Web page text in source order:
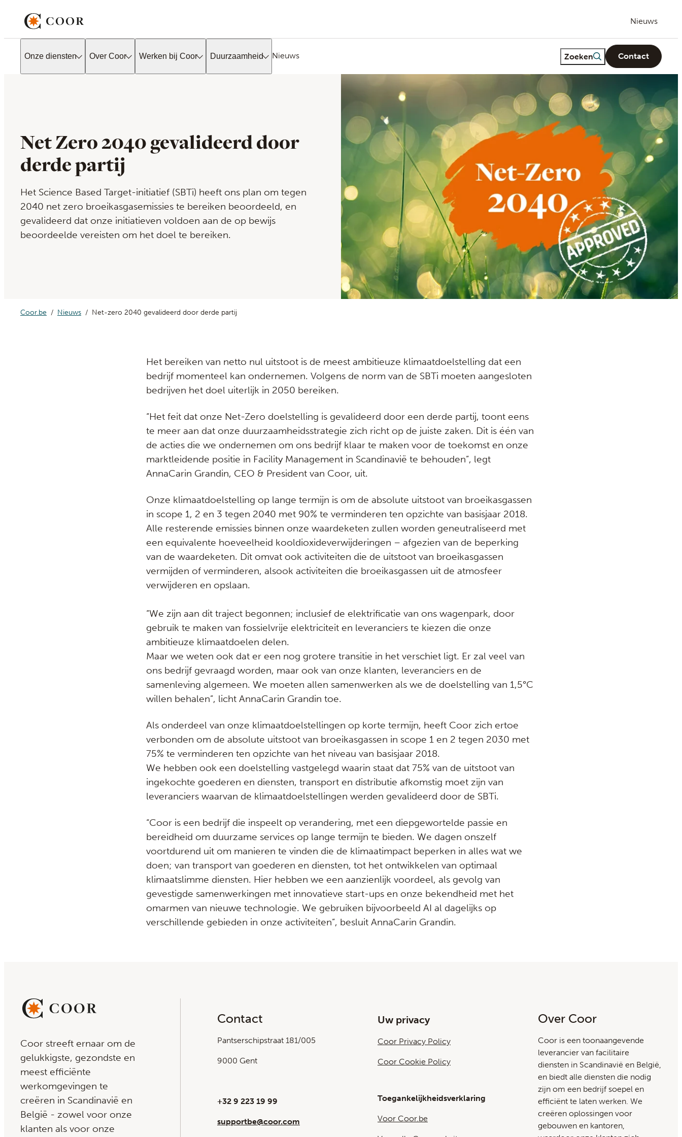
Nieuws
Onze diensten Over Coor Werken bij Coor Duurzaamheid Nieuws Zoeken
Freetext search Contact
Net Zero 2040 gevalideerd door
derde partij
Het Science Based Target-initiatief (SBTi) heeft ons plan om tegen
2040 net zero broeikasgasemissies te bereiken beoordeeld, en
gevalideerd dat onze initiatieven voldoen aan de op bewijs
beoordeelde vereisten om het doel te bereiken.
Coor.be Nieuws Net-zero 2040 gevalideerd door derde partij
Het bereiken van netto nul uitstoot is de meest ambitieuze klimaatdoelstelling dat een
bedrijf momenteel kan ondernemen. Volgens de norm van de SBTi moeten aangesloten
bedrijven het doel uiterlijk in 2050 bereiken.
“Het feit dat onze Net-Zero doelstelling is gevalideerd door een derde partij, toont eens
te meer aan dat onze duurzaamheidsstrategie zich richt op de juiste zaken. Dit is één van
de acties die we ondernemen om ons bedrijf klaar te maken voor de toekomst en onze
marktleidende positie in Facility Management in Scandinavië te behouden”, legt
AnnaCarin Grandin, CEO & President van Coor, uit.
Onze klimaatdoelstelling op lange termijn is om de absolute uitstoot van broeikasgassen
in scope 1, 2 en 3 tegen 2040 met 90% te verminderen ten opzichte van basisjaar 2018.
Alle resterende emissies binnen onze waardeketen zullen worden geneutraliseerd met
een equivalente hoeveelheid kooldioxideverwijderingen – afgezien van de beperking
van de waardeketen. Dit omvat ook activiteiten die de uitstoot van broeikasgassen
vermijden of verminderen, alsook activiteiten die broeikasgassen uit de atmosfeer
verwijderen en opslaan.
“We zijn aan dit traject begonnen; inclusief de elektrificatie van ons wagenpark, door
gebruik te maken van fossielvrije elektriciteit en leveranciers te kiezen die onze
ambitieuze klimaatdoelen delen.
Maar we weten ook dat er een nog grotere transitie in het verschiet ligt. Er zal veel van
ons bedrijf gevraagd worden, maar ook van onze klanten, leveranciers en de
samenleving algemeen. We moeten allen samenwerken als we de doelstelling van 1,5°C
willen behalen”, licht AnnaCarin Grandin toe.
Als onderdeel van onze klimaatdoelstellingen op korte termijn, heeft Coor zich ertoe
verbonden om de absolute uitstoot van broeikasgassen in scope 1 en 2 tegen 2030 met
75% te verminderen ten opzichte van het niveau van basisjaar 2018.
We hebben ook een doelstelling vastgelegd waarin staat dat 75% van de uitstoot van
ingekochte goederen en diensten, transport en distributie afkomstig moet zijn van
leveranciers waarvan de klimaatdoelstellingen werden gevalideerd door de SBTi.
“Coor is een bedrijf die inspeelt op verandering, met een diepgewortelde passie en
bereidheid om duurzame services op lange termijn te bieden. We dagen onszelf
voortdurend uit om manieren te vinden die de klimaatimpact beperken in alles wat we
doen; van transport van goederen en diensten, tot het ontwikkelen van optimaal
klimaatslimme diensten. Hier hebben we een aanzienlijk voordeel, als gevolg van
gevestigde samenwerkingen met innovatieve start-ups en onze bekendheid met het
omarmen van nieuwe technologie. We gebruiken bijvoorbeeld AI al dagelijks op
verschillende gebieden in onze activiteiten”, besluit AnnaCarin Grandin.
Coor streeft ernaar om de
gelukkigste, gezondste en
meest efficiënte
werkomgevingen te
creëren in Scandinavië en
België - zowel voor onze
klanten als voor onze
Contact
Pantserschipstraat 181/005
9000 Gent
+32 9 223 19 99
supportbe@coor.com
Uw privacy
Coor Privacy Policy
Coor Cookie Policy
Toegankelijkheidsverklaring
Voor Coor.be
Over Coor
Coor is een toonaangevende
leverancier van facilitaire
diensten in Scandinavië en België,
en biedt alle diensten die nodig
zijn om een bedrijf soepel en
efficiënt te laten werken. We
creëren oplossingen voor
gebouwen en kantoren,